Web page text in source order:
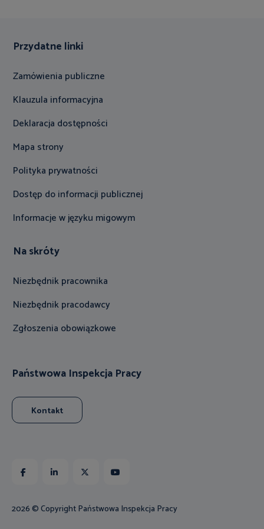
Przydatne linki
Zamówienia publiczne
Klauzula informacyjna
Deklaracja dostępności
Mapa strony
Polityka prywatności
Dostęp do informacji publicznej
Informacje w języku migowym
Na skróty
Niezbędnik pracownika
Niezbędnik pracodawcy
Zgłoszenia obowiązkowe
Państwowa Inspekcja Pracy
Kontakt
2026 © Copyright Państwowa Inspekcja Pracy